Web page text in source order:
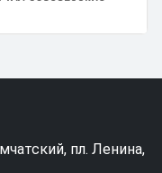
пл. Ленина,